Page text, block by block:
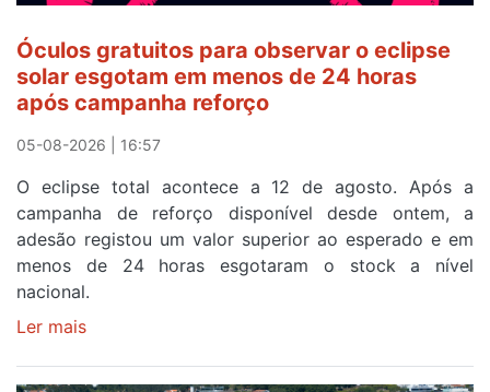
a
a
meta
em
Sintra
primeira
etapa
da
87ª
Volta
Óculos gratuitos para observar o eclipse
solar esgotam em menos de 24 horas
após campanha reforço
05-08-2026 | 16:57
O eclipse total acontece a 12 de agosto. Após a
campanha de reforço disponível desde ontem, a
adesão registou um valor superior ao esperado e em
menos de 24 horas esgotaram o stock a nível
nacional.
Ler mais